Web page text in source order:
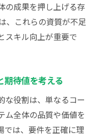
の成果を押し上げる存
、これらの資質が不足
スキル向上が重要で
期待値を考える
な役割は、単なるコー
ム全体の品質や価値を
では、要件を正確に理